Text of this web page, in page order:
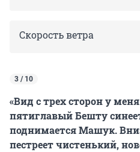
Скорость ветра
3 / 10
«Вид с трех сторон у
пятиглавый Бешту
поднимается Машук.
пестреет чистенький,